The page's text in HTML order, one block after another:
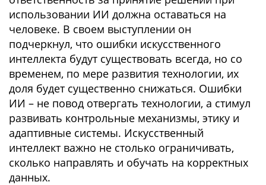
использовании ИИ должна оставаться на
человеке. В своем выступлении он
подчеркнул, что ошибки искусственного
интеллекта будут существовать всегда, но со
временем, по мере развития технологии, их
доля будет существенно снижаться. Ошибки
ИИ – не повод отвергать технологии, а стимул
развивать контрольные механизмы, этику и
адаптивные системы. Искусственный
интеллект важно не столько ограничивать,
сколько направлять и обучать на корректных
данных.